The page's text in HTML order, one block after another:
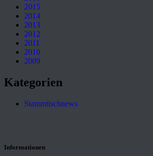
2015
2014
2013
2012
2011
2010
2009
Kategorien
Stammtischnews
Informationen